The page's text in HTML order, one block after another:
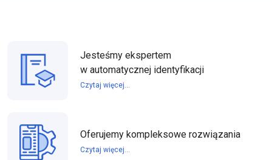
Jesteśmy ekspertem
w automatycznej identyfikacji
Czytaj więcej...
Oferujemy kompleksowe rozwiązania
Czytaj więcej...